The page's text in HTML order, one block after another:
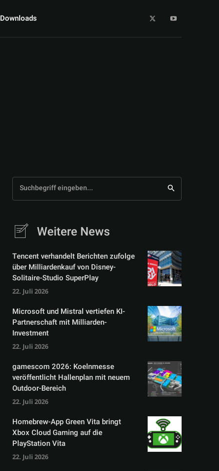
Downloads
Suchbegriff eingeben...
Weitere News
Tencent verhandelt Berichten zufolge
über Milliardenkauf von Disney-
Solitaire-Studio SuperPlay
22. Juli 2026
Microsoft und Mistral vertiefen KI-
Partnerschaft mit Milliarden-
Investment
22. Juli 2026
gamescom 2026: Koelnmesse
veröffentlicht Hallenplan mit neuem
Outdoor-Bereich
22. Juli 2026
Homebrew-App Green Vita bringt
Xbox Cloud Gaming auf die
PlayStation Vita
22. Juli 2026